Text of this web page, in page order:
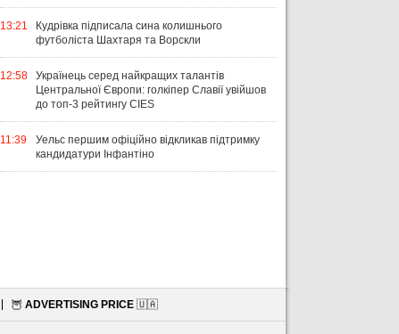
13:21
Кудрівка підписала сина колишнього
футболіста Шахтаря та Ворскли
12:58
Українець серед найкращих талантів
Центральної Європи: голкіпер Славії увійшов
до топ-3 рейтингу CIES
11:39
Уельс першим офіційно відкликав підтримку
кандидатури Інфантіно
🦉 ADVERTISING PRICE 🇺🇦